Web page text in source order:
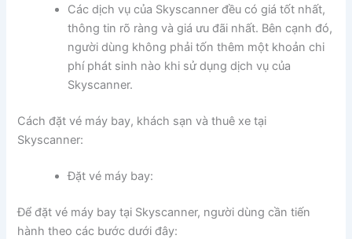
Các dịch vụ của Skyscanner đều có giá tốt nhất,
thông tin rõ ràng và giá ưu đãi nhất. Bên cạnh đó,
người dùng không phải tốn thêm một khoản chi
phí phát sinh nào khi sử dụng dịch vụ của
Skyscanner.
Cách đặt vé máy bay, khách sạn và thuê xe tại
Skyscanner:
Đặt vé máy bay:
Để đặt vé máy bay tại Skyscanner, người dùng cần tiến
hành theo các bước dưới đây: